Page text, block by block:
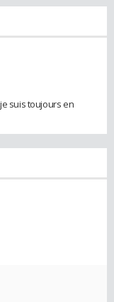
suis toujours en